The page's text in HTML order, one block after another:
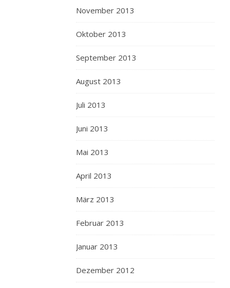
November 2013
Oktober 2013
September 2013
August 2013
Juli 2013
Juni 2013
Mai 2013
April 2013
März 2013
Februar 2013
Januar 2013
Dezember 2012